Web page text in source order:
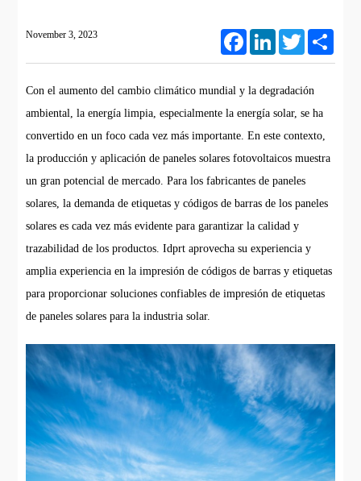
November 3, 2023 FacebookLinkedIn Twitter
Con el aumento del cambio climático mundial y la degradación
ambiental, la energía limpia, especialmente la energía solar, se ha
convertido en un foco cada vez más importante. En este contexto,
la producción y aplicación de paneles solares fotovoltaicos muestra
un gran potencial de mercado. Para los fabricantes de paneles
solares, la demanda de etiquetas y códigos de barras de los paneles
solares es cada vez más evidente para garantizar la calidad y
trazabilidad de los productos. Idprt aprovecha su experiencia y
amplia experiencia en la impresión de códigos de barras y etiquetas
para proporcionar soluciones confiables de impresión de etiquetas
de paneles solares para la industria solar.